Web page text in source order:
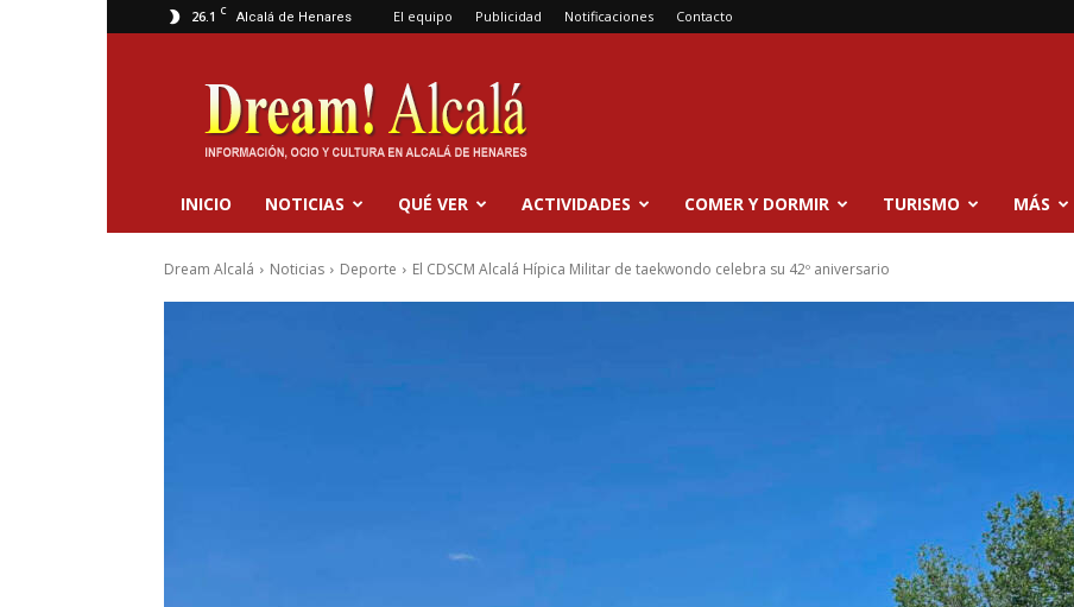
26.1 C Alcalá de Henares El equipo Publicidad Notificaciones Contacto
Dream
Alcalá
INICIO NOTICIAS QUÉ VER ACTIVIDADES COMER Y DORMIR TURISMO MÁS
Dream Alcalá Noticias Deporte El CDSCM Alcalá Hípica Militar de taekwondo celebra su 42º aniversario